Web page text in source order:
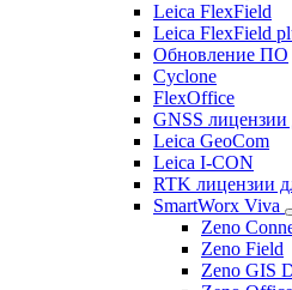
Leica FlexField
Leica FlexField
Обновление ПО
Cyclone
FlexOffice
GNSS
Leica GeoCom
Leica I-CON
RTK лицензии
SmartWorx Viva
Zeno
Zeno Field
Zeno GIS